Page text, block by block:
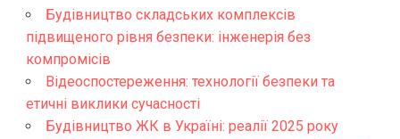
Будівництво складських комплексів
підвищеного рівня безпеки: інженерія без
компромісів
Відеоспостереження: технології безпеки та
етичні виклики сучасності
Будівництво ЖК в Україні: реалії 2025 року